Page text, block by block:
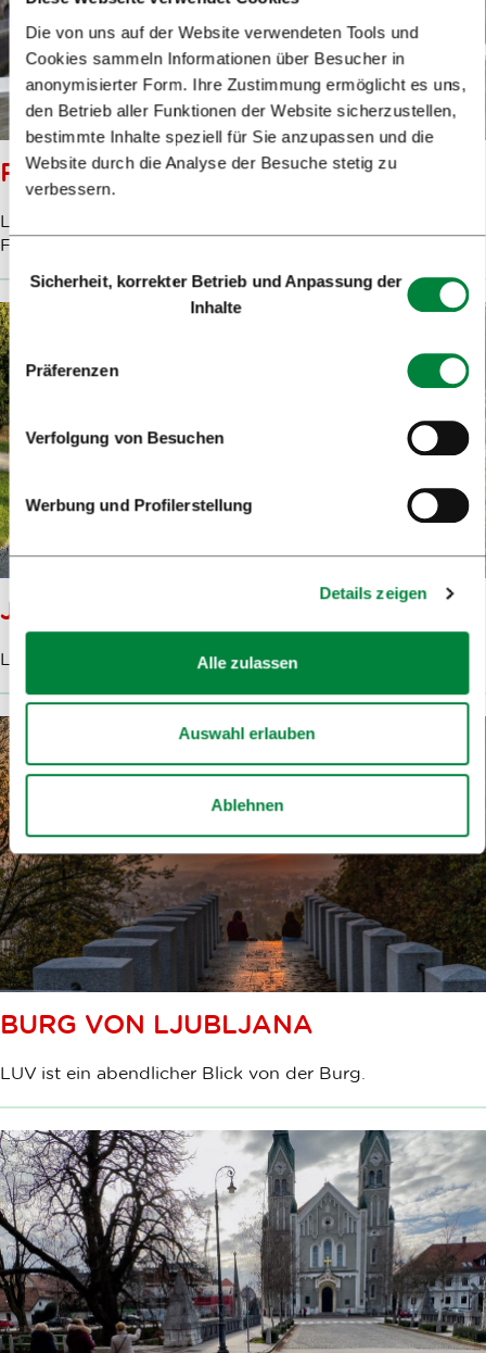
Die von uns auf der Website verwendeten Tools und
Cookies sammeln Informationen über Besucher in
anonymisierter Form. Ihre Zustimmung ermöglicht es uns,
den Betrieb aller Funktionen der Website sicherzustellen,
bestimmte Inhalte speziell für Sie anzupassen und die
Website durch die Analyse der Besuche stetig zu
verbessern.
Sicherheit, korrekter Betrieb und Anpassung der
Inhalte
Präferenzen
Verfolgung von Besuchen
Werbung und Profilerstellung
Details zeigen
Alle zulassen
Auswahl erlauben
Ablehnen
RIBJA BRV
LUV sind die Boote, die unter dieser malerischen
Fußgängerbrücke langfahren.
JAKOPIČ-PROMENADE
LUV ist ein Spaziergang durch den Tivoli-Park.
BURG VON LJUBLJANA
LUV ist ein abendlicher Blick von der Burg.